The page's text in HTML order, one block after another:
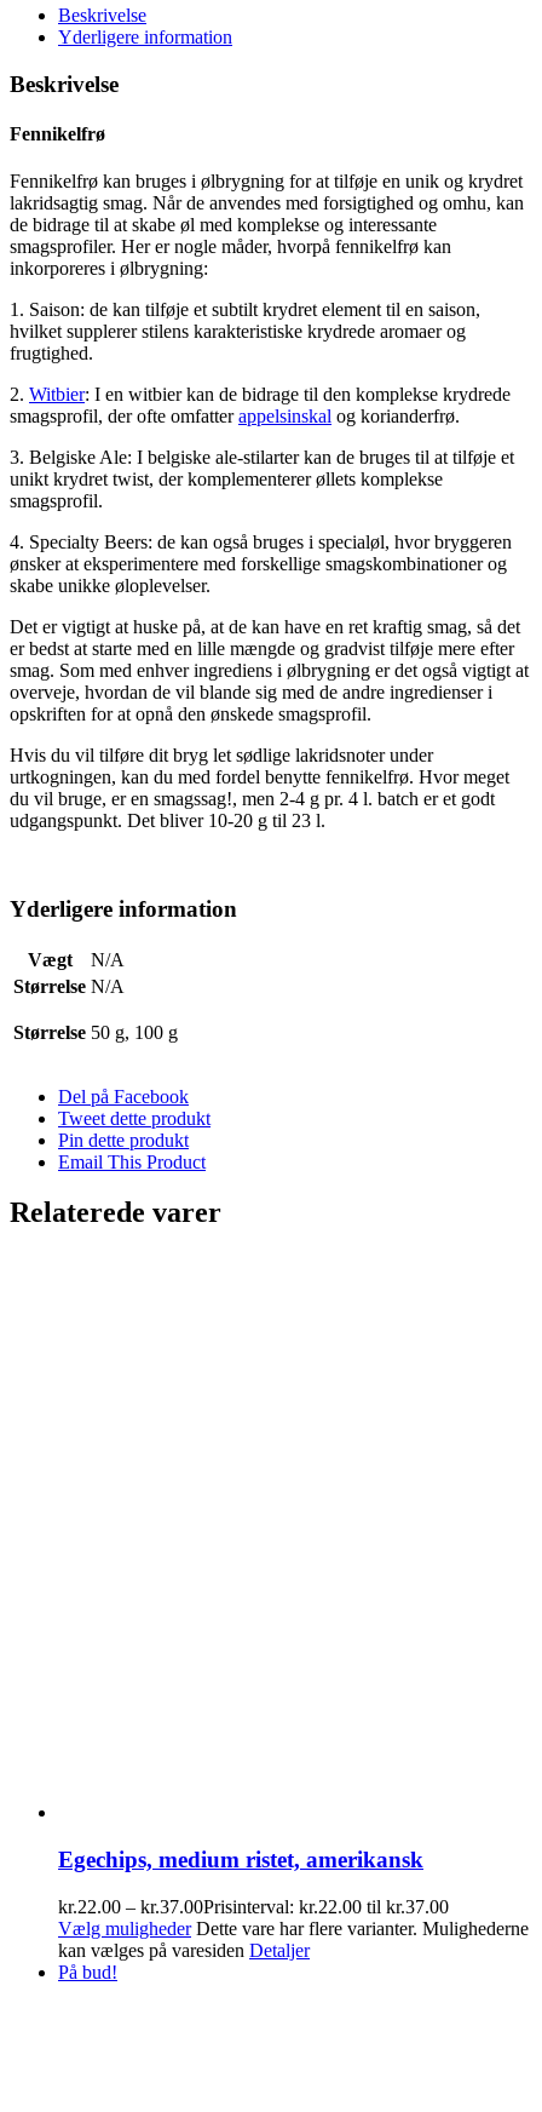
Beskrivelse
Yderligere information
Beskrivelse
Fennikelfrø
Fennikelfrø kan bruges i ølbrygning for at tilføje en unik og krydret
lakridsagtig smag. Når de anvendes med forsigtighed og omhu, kan
de bidrage til at skabe øl med komplekse og interessante
smagsprofiler. Her er nogle måder, hvorpå fennikelfrø kan
inkorporeres i ølbrygning:
1. Saison: de kan tilføje et subtilt krydret element til en saison,
hvilket supplerer stilens karakteristiske krydrede aromaer og
frugtighed.
2. Witbier: I en witbier kan de bidrage til den komplekse krydrede
smagsprofil, der ofte omfatterappelsinskal og korianderfrø.
3. Belgiske Ale: I belgiske ale-stilarter kan de bruges til at tilføje et
unikt krydret twist, der komplementerer øllets komplekse
smagsprofil.
4. Specialty Beers: de kan også bruges i specialøl, hvor bryggeren
ønsker at eksperimentere med forskellige smagskombinationer og
skabe unikke øloplevelser.
Det er vigtigt at huske på, at de kan have en ret kraftig smag, så det
er bedst at starte med en lille mængde og gradvist tilføje mere efter
smag. Som med enhver ingrediens i ølbrygning er det også vigtigt at
overveje, hvordan de vil blande sig med de andre ingredienser i
opskriften for at opnå den ønskede smagsprofil.
Hvis du vil tilføre dit bryg let sødlige lakridsnoter under
urtkogningen, kan du med fordel benytte fennikelfrø. Hvor meget
du vil bruge, er en smagssag!, men 2-4 g pr. 4 l. batch er et godt
udgangspunkt. Det bliver 10-20 g til 23 l.
Yderligere information
Vægt
N/A
Størrelse N/A
Størrelse 50 g, 100 g
Del på Facebook
Tweet dette produkt
Pin dette produkt
Email This Product
Relaterede varer
Egechips, medium ristet, amerikansk
kr.22.00 – kr.37.00Prisinterval: kr.22.00 til kr.37.00
Vælg muligheder Dette vare har flere varianter. Mulighederne
kan vælges på varesiden Detaljer
På bud!